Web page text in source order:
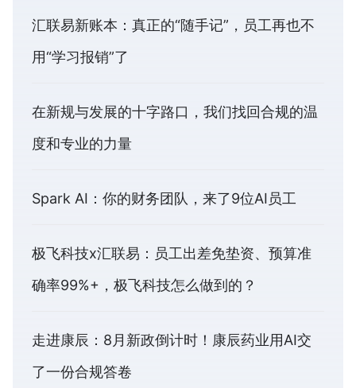
汇联易新账本：真正的“随手记”，员工再也不
用“学习报销”了
在新规与发展的十字路口，我们找回合规的温
度和专业的力量
Spark AI：你的财务团队，来了9位AI员工
极飞科技x汇联易：员工出差免垫资、预算准
确率99%+，极飞科技怎么做到的？
走进康辰：8月新政倒计时！康辰药业用AI交
了一份合规答卷